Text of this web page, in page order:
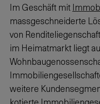
Im Geschäft mit
massgeschneiderte
von
im Heimatmarkt liegt
weitere